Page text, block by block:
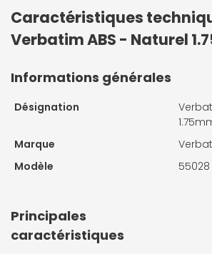
Caractéristiques
Verbatim ABS - Naturel
Informations générales
Désignation
Marque
Modèle
Principales
caractéristiques